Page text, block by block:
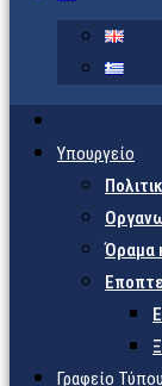
Υπουργείο
Όραμα
Γραφείο Τύπου